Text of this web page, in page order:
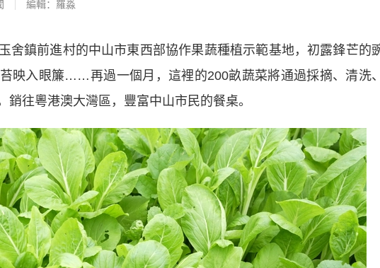
編輯：羅淼
鎮前進村的中山市東西部協作果蔬種植示範基地，初露鋒芒的
映入眼簾……再過一個月，這裡的200畝蔬菜將通過採摘、清洗、
往粵港澳大灣區，豐富中山市民的餐桌。